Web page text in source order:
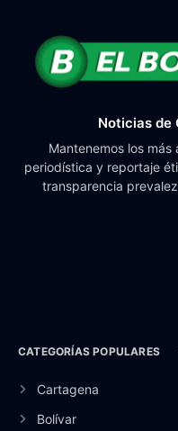
Noticias de
Mantenemos los
periodística y reportaje
transparencia
CATEGORÍAS POPULARES
Cartagena
Bolívar